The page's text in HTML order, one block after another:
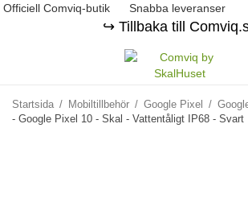
Officiell Comviq-butik Snabba leveranser
↪️ Tillbaka till
Startsida / Mobiltillbehör / Google Pixel /
- Google Pixel 10 - Skal - Vattentåligt IP68 - Svart